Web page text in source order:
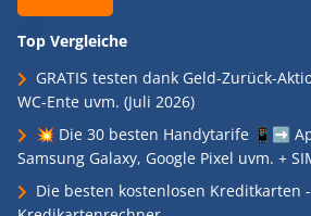
Top Vergleiche
GRATIS testen dank Geld-Zurück-
WC-Ente uvm. (Juli 2026)
💥 Die 30 besten Handytarife 📱➡️
Samsung Galaxy, Google Pixel uvm. +
Die besten kostenlosen Kreditkarten